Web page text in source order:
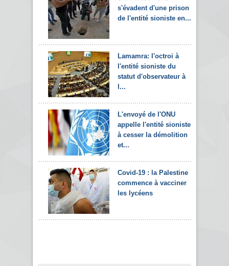
s'évadent d'une prison
de l'entité sioniste en...
Lamamra: l'octroi à
l'entité sioniste du
statut d'observateur à
l...
L'envoyé de l'ONU
appelle l'entité sioniste
à cesser la démolition
et...
Covid-19 : la Palestine
commence à vacciner
les lycéens